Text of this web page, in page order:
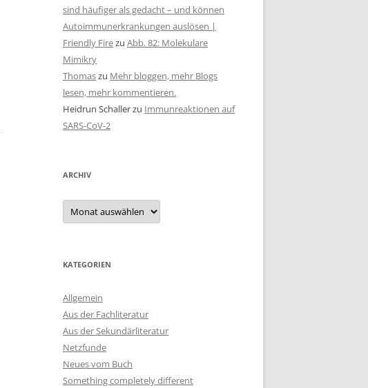
sind häufiger als gedacht – und können
Autoimmunerkrankungen auslösen |
Friendly Firezu Abb. 82: Molekulare
Mimikry
Thomaszu Mehr bloggen, mehr Blogs
lesen, mehr kommentieren.
Heidrun Schallerzu Immunreaktionen auf
SARS-CoV-2
ARCHIV
Archiv
KATEGORIEN
Allgemein
Aus der Fachliteratur
Aus der Sekundärliteratur
Netzfunde
Neues vom Buch
Something completely different